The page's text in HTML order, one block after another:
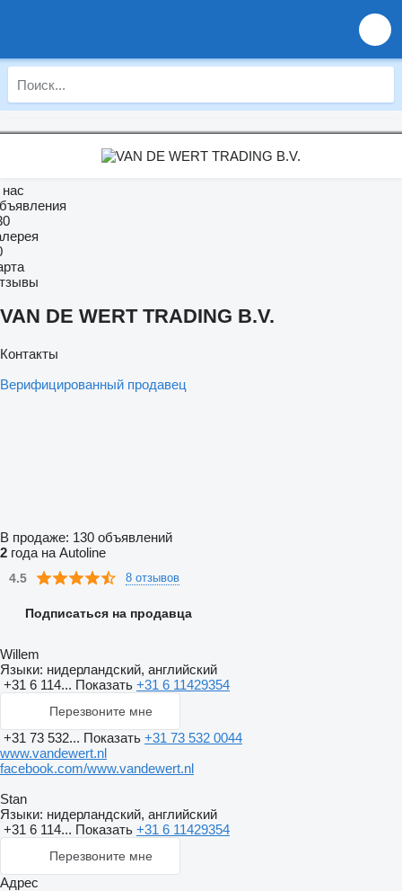
VAN DE WERT TRADING B.V.
Контакты
Верифицированный продавец
В продаже: 130 объявлений
2 года на Autoline
4.5 8 отзывов
Подписаться на продавца
Willem
Языки: нидерландский, английский
+31 6 114... Показать +31 6 11429354
Перезвоните мне
+31 73 532... Показать +31 73 532 0044
www.vandewert.nl
facebook.com/www.vandewert.nl
Stan
Языки: нидерландский, английский
+31 6 114... Показать +31 6 11429354
Перезвоните мне
Адрес